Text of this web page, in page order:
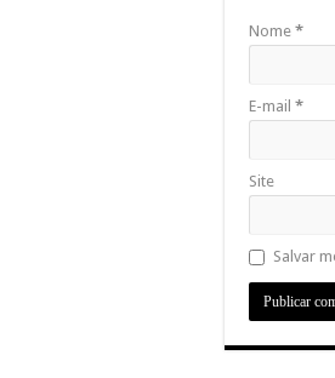
Nome *
E-mail *
Site
Salvar